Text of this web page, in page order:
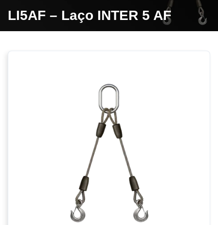
LI5AF – Laço INTER 5 AF